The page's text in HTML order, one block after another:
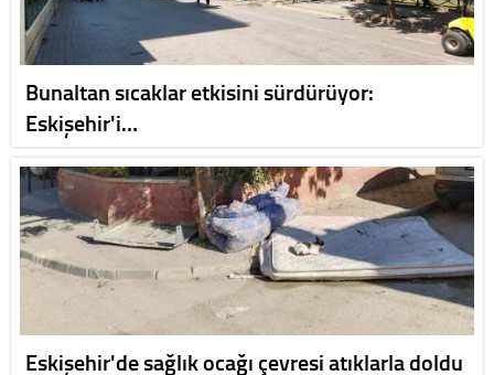
Bunaltan sıcaklar etkisini sürdürüyor:
Eskişehir'i…
Eskişehir'de sağlık ocağı çevresi atıklarla doldu